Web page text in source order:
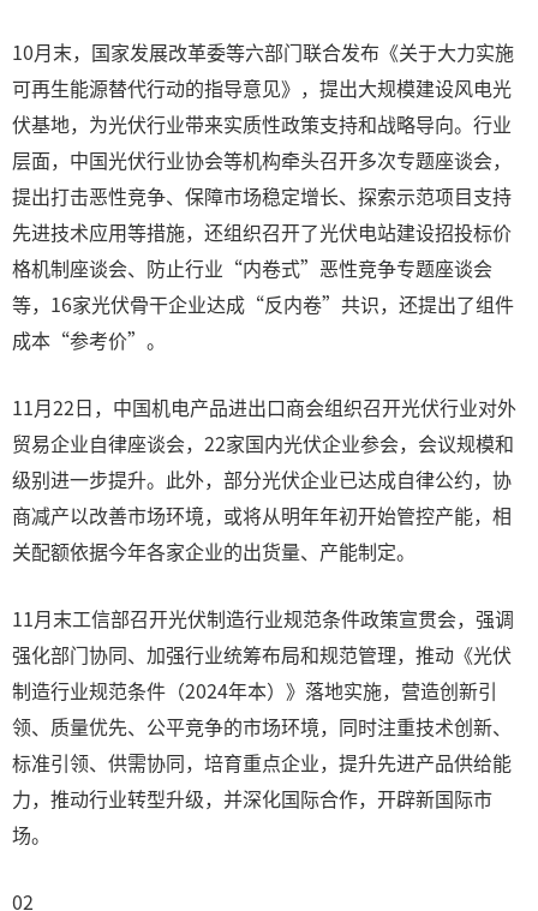
10月末，国家发展改革委等六部门联合发布《关于大力实施
可再生能源替代行动的指导意见》，提出大规模建设风电光
伏基地，为光伏行业带来实质性政策支持和战略导向。行业
层面，中国光伏行业协会等机构牵头召开多次专题座谈会，
提出打击恶性竞争、保障市场稳定增长、探索示范项目支持
先进技术应用等措施，还组织召开了光伏电站建设招投标价
格机制座谈会、防止行业“内卷式”恶性竞争专题座谈会
等，16家光伏骨干企业达成“反内卷”共识，还提出了组件
成本“参考价”。
11月22日，中国机电产品进出口商会组织召开光伏行业对外
贸易企业自律座谈会，22家国内光伏企业参会，会议规模和
级别进一步提升。此外，部分光伏企业已达成自律公约，协
商减产以改善市场环境，或将从明年年初开始管控产能，相
关配额依据今年各家企业的出货量、产能制定。
11月末工信部召开光伏制造行业规范条件政策宣贯会，强调
强化部门协同、加强行业统筹布局和规范管理，推动《光伏
制造行业规范条件（2024年本）》落地实施，营造创新引
领、质量优先、公平竞争的市场环境，同时注重技术创新、
标准引领、供需协同，培育重点企业，提升先进产品供给能
力，推动行业转型升级，并深化国际合作，开辟新国际市
场。
02